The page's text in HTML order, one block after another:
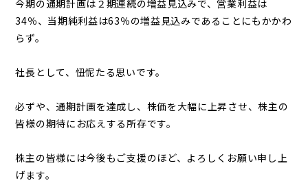
今期の通期計画は２期連続の増益見込みで、営業利益は
34％、当期純利益は63％の増益見込みであることにもかかわ
らず。
社長として、忸怩たる思いです。
必ずや、通期計画を達成し、株価を大幅に上昇させ、株主の
皆様の期待にお応えする所存です。
株主の皆様には今後もご支援のほど、よろしくお願い申し上
げます。